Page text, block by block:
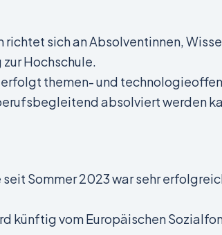
richtet sich an Absolventinnen,
Hochschule.
themen- und
absolviert werden
Sommer 2023 war sehr
künftig vom Europäischen